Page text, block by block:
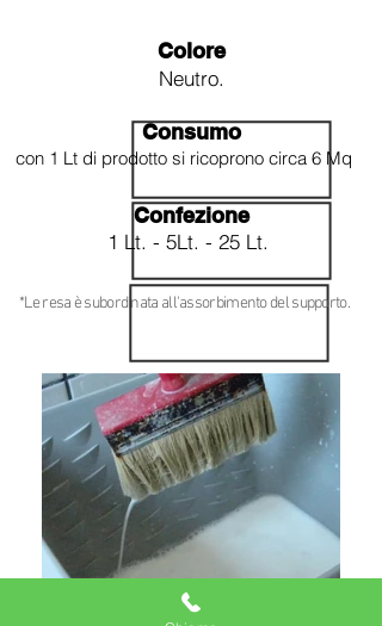
Colore
Neutro.
Consumo
con 1 Lt di prodotto si ricoprono circa 6 Mq
Confezione
1 Lt. - 5Lt. - 25 Lt.
*Le resa è subordinata all'assorbimento del supporto.